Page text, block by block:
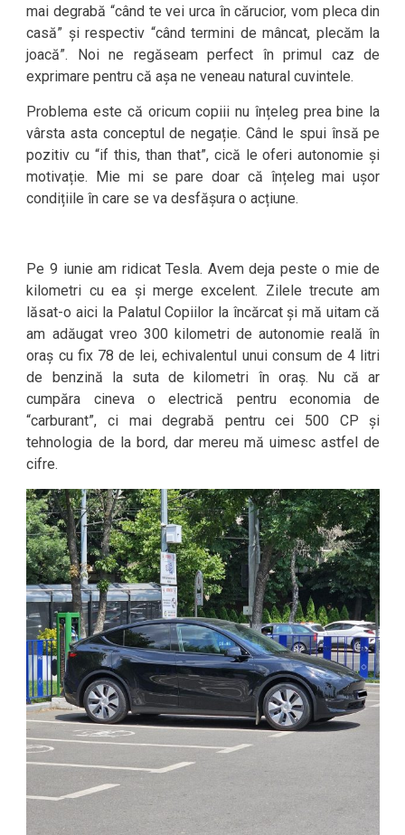
mai degrabă “când te vei urca în cărucior, vom pleca din
casă” și respectiv “când termini de mâncat, plecăm la
joacă”. Noi ne regăseam perfect în primul caz de
exprimare pentru că așa ne veneau natural cuvintele.
Problema este că oricum copiii nu înțeleg prea bine la
vârsta asta conceptul de negație. Când le spui însă pe
pozitiv cu “if this, than that”, cică le oferi autonomie și
motivație. Mie mi se pare doar că înțeleg mai ușor
condițiile în care se va desfășura o acțiune.
Pe 9 iunie am ridicat Tesla. Avem deja peste o mie de
kilometri cu ea și merge excelent. Zilele trecute am
lăsat-o aici la Palatul Copiilor la încărcat și mă uitam că
am adăugat vreo 300 kilometri de autonomie reală în
oraș cu fix 78 de lei, echivalentul unui consum de 4 litri
de benzină la suta de kilometri în oraș. Nu că ar
cumpăra cineva o electrică pentru economia de
“carburant”, ci mai degrabă pentru cei 500 CP și
tehnologia de la bord, dar mereu mă uimesc astfel de
cifre.